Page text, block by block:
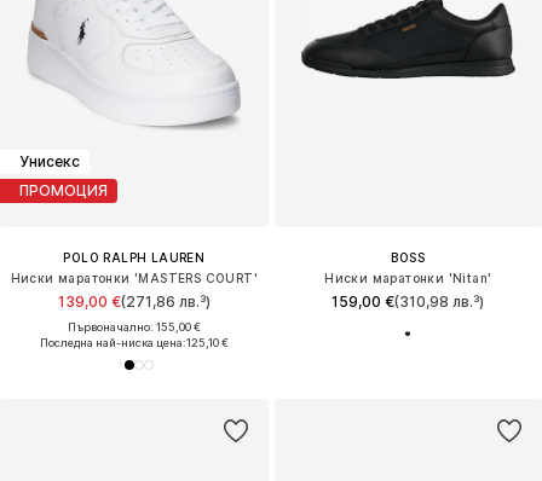
Унисекс
ПРОМОЦИЯ
POLO RALPH LAUREN
Ниски маратонки 'MASTERS COURT'
139,00 €(271,86 лв.³)
Първоначално: 155,00 €
Последна най-ниска цена:125,10 €
BOSS
Ниски маратонки 'Nitan'
159,00 €(310,98 лв.³)